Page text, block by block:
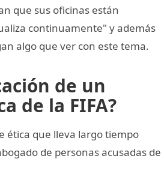
que sus oficinas están
continuamente" y además
algo que ver con este tema.
de un
de la FIFA?
ética que lleva largo tiempo
de personas acusadas de